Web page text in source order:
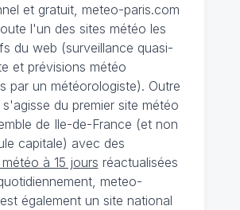
et gratuit, meteo-paris.com
l'un des sites météo les
du web (surveillance quasi-
et prévisions météo
par un météorologiste). Outre
du premier site météo
de Ile-de-France (et non
capitale) avec des
à 15 jours réactualisées
meteo-
également un site national